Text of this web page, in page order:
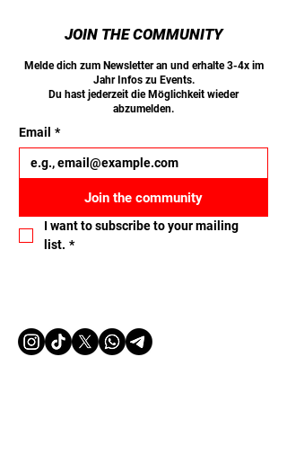
JOIN THE COMMUNITY
Melde dich zum Newsletter an und erhalte 3-4x im
Jahr Infos zu Events.
Du hast jederzeit die Möglichkeit wieder
abzumelden.
Email *
Join the community
I want to subscribe to your mailing
list. *